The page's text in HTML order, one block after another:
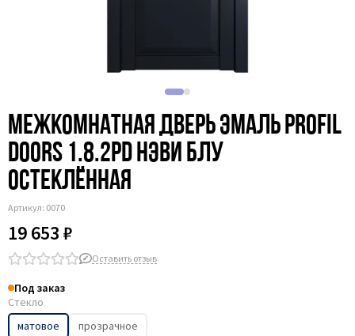
Межкомнатная дверь эмаль Profil
Doors 1.8.2PD нэви блу
остеклённая
Артикул: 0070
19 653 ₽
Оставить отзыв
Под заказ
Стекло
матовое
прозрачное